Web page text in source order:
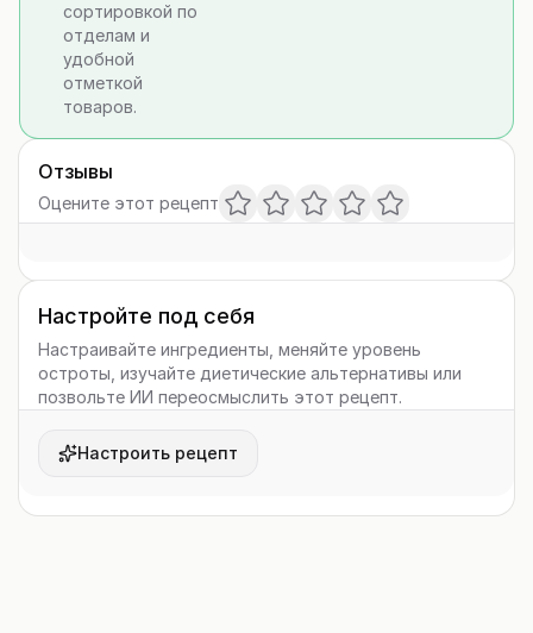
сортировкой по
отделам и
удобной
отметкой
товаров.
Отзывы
Оцените этот рецепт
Настройте под себя
Настраивайте ингредиенты, меняйте уровень
остроты, изучайте диетические альтернативы или
позвольте ИИ переосмыслить этот рецепт.
Настроить рецепт